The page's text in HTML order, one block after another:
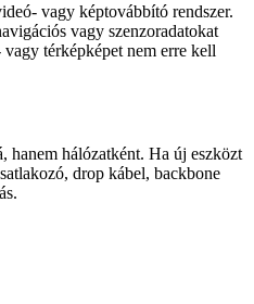
vagy képtovábbító rendszer.
vagy szenzoradatokat
térképképet nem erre kell
hanem hálózatként. Ha új eszközt
drop kábel, backbone